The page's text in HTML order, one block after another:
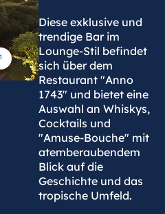
Diese exklusive und
trendige Bar im
Lounge-Stil befindet
sich über dem
Restaurant "Anno
1743" und bietet eine
Auswahl an Whiskys,
Cocktails und
"Amuse-Bouche" mit
atemberaubendem
Blick auf die
Geschichte und das
tropische Umfeld.